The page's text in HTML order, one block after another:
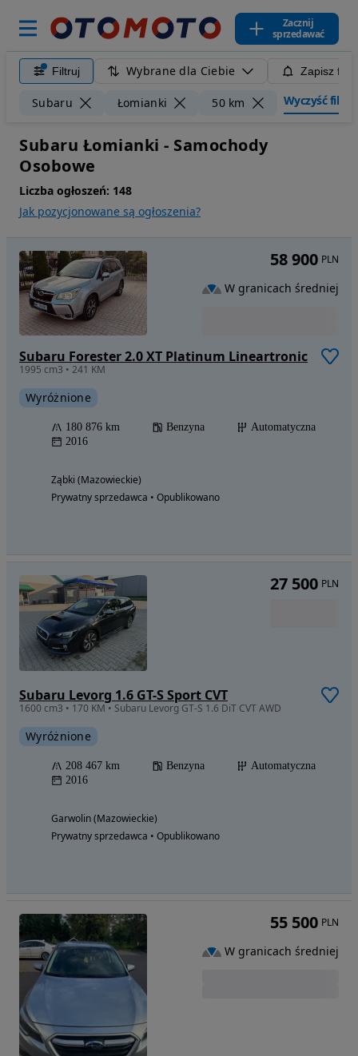
Zacznij
sprzedawać
Filtruj Wybrane dla Ciebie Zapisz
Subaru Łomianki 50 km Wyczyść filtry
Subaru Łomianki - Samochody
Osobowe
Liczba ogłoszeń: 148
Jak pozycjonowane są ogłoszenia?
Subaru Forester 2.0 XT Platinum Lineartronic
1995 cm3 • 241 KM
Wyróżnione
180 876 km Benzyna
Automatyczna
2016
Ząbki (Mazowieckie)
Prywatny sprzedawca • Opublikowano
58 900 PLN
W granicach średniej
Subaru Levorg 1.6 GT-S Sport CVT
1600 cm3 • 170 KM • Subaru Levorg GT-S 1.6 DiT CVT AWD
Wyróżnione
208 467 km Benzyna
Automatyczna
2016
Garwolin (Mazowieckie)
Prywatny sprzedawca • Opublikowano
27 500 PLN
55 500 PLN
W granicach średniej